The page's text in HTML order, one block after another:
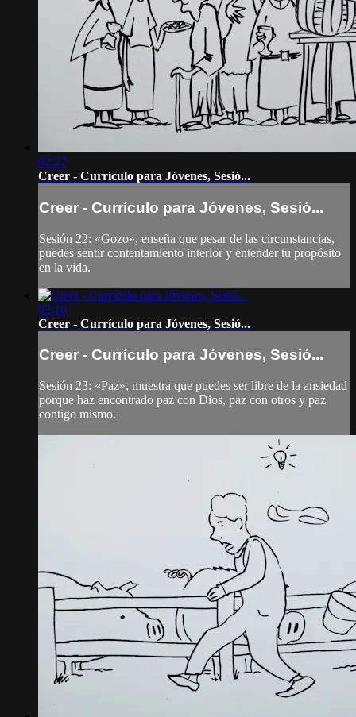
02:27
Creer - Currículo para Jóvenes, Sesió...
Creer - Currículo para Jóvenes, Sesió...
Sesión 22: «Gozo», enseña que pesar de las circunstancias,
puedes sentir contentamiento interior y entender tu propósito
en la vida.
02:10
Creer - Currículo para Jóvenes, Sesió...
Creer - Currículo para Jóvenes, Sesió...
Sesión 23: «Paz», muestra que puedes ser libre de la ansiedad
porque haz encontrado paz con Dios, paz con otros y paz
contigo mismo.